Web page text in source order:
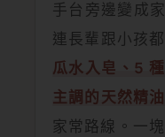
手台旁邊變成
連長輩跟小孩
瓜水入皂、5
主調的天然精油
家常路線。一